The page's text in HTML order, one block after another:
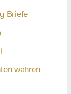
Briefe
wahren